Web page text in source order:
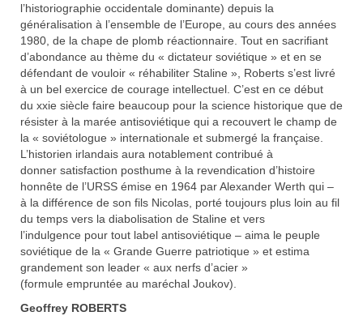
l’historiographie occidentale dominante) depuis la
généralisation à l’ensemble de l’Europe, au cours des années
1980, de la chape de plomb réactionnaire. Tout en sacrifiant
d’abondance au thème du « dictateur soviétique » et en se
défendant de vouloir « réhabiliter Staline », Roberts s’est livré
à un bel exercice de courage intellectuel. C’est en ce début
du xxie siècle faire beaucoup pour la science historique que de
résister à la marée antisoviétique qui a recouvert le champ de
la « soviétologue » internationale et submergé la française.
L’historien irlandais aura notablement contribué à
donner satisfaction posthume à la revendication d’histoire
honnête de l’URSS émise en 1964 par Alexander Werth qui –
à la différence de son fils Nicolas, porté toujours plus loin au fil
du temps vers la diabolisation de Staline et vers
l’indulgence pour tout label antisoviétique – aima le peuple
soviétique de la « Grande Guerre patriotique » et estima
grandement son leader « aux nerfs d’acier »
(formule empruntée au maréchal Joukov).
Geoffrey ROBERTS